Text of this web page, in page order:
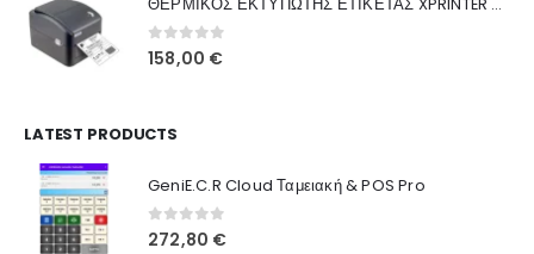
160,00 €. είναι:
0out of 5
158,00 €
LATEST PRODUCTS
GeniE.C.R Cloud Ταμειακή & POS Pro
0out of 5
272,80 €
Blog
Όροι Χρήσης
Τρόποι Αγοράς